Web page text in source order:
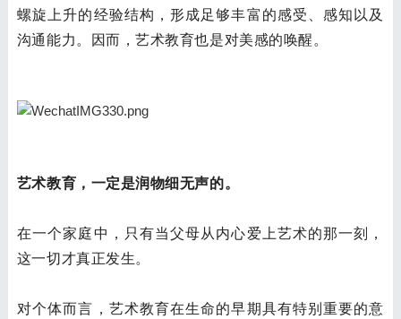
螺旋上升的经验结构，形成足够丰富的感受、感知以及
沟通能力。因而，艺术教育也是对美感的唤醒。
艺术教育，一定是润物细无声的。
在一个家庭中，只有当父母从内心爱上艺术的那一刻，
这一切才真正发生。
对个体而言，艺术教育在生命的早期具有特别重要的意